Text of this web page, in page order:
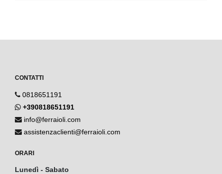
CONTATTI
0818651191
+390818651191
info@ferraioli.com
assistenzaclienti@ferraioli.com
ORARI
Lunedì - Sabato